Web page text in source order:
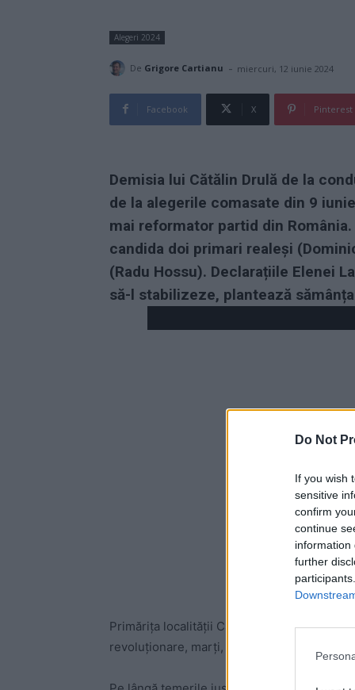
Do Not
If you wish
sensitive
confirm
continue
information
further
Alegeri 2024
De Grigore Cartianu - miercuri, 12 iunie 2024
Facebook X Pinterest
Demisia lui Cătălin Drulă de la
de la alegerile comasate din 9
mai reformator partid din
candida doi primari realeși
(Radu Hossu). Declarațiile Elenei
să-l stabilizeze, plantează
Primăriţa localităţii Câmpulung Muscel,
revoluționare, marți, în emisiunea „Junalul